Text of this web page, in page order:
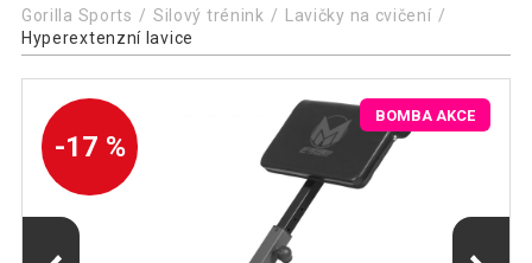
Gorilla Sports Silový trénink
Lavičky na cvičení
Hyperextenzní lavice
-17 %
BOMBA AKCE